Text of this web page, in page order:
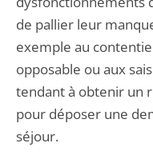
de pallier leur
exemple au
opposable ou aux
tendant à obtenir un
pour déposer une
séjour.